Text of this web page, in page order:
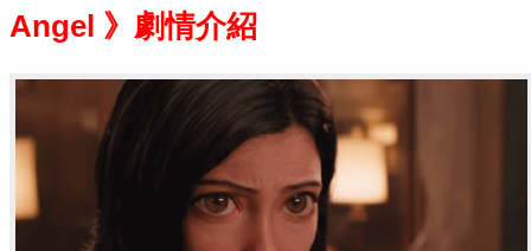
Angel 》劇情介紹